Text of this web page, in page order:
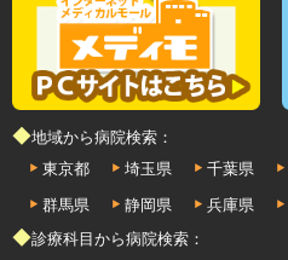
◆地域から病院検索：
東京都
埼玉県 千葉県
群馬県
静岡県 兵庫県
◆診療科目から病院検索：